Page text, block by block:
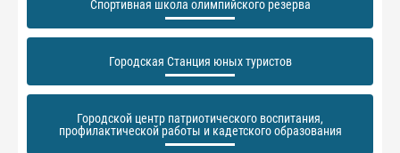
Спортивная школа олимпийского резерва
Городская Станция юных туристов
Городской центр патриотического воспитания,
профилактической работы и кадетского образования